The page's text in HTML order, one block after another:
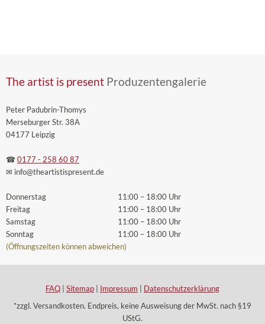
The artist is present Produzentengalerie
Peter Padubrin-Thomys
Merseburger Str. 38A
04177 Leipzig
☎ 0177 - 258 60 87
✉ info@theartistispresent.de
Donnerstag
Freitag
Samstag
Sonntag
11:00 – 18:00 Uhr
11:00 – 18:00 Uhr
11:00 – 18:00 Uhr
11:00 – 18:00 Uhr
(Öffnungszeiten können abweichen)
FAQ Sitemap Impressum
Datenschutzerklärung
*zzgl. Versandkosten. Endpreis, keine Ausweisung der MwSt. nach §19
UStG.